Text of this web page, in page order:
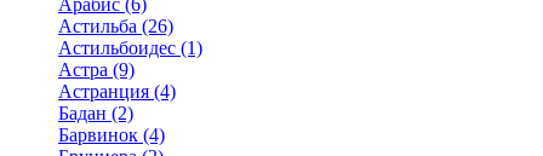
Арабис (6)
Астильба (26)
Астильбоидес (1)
Астра (9)
Астранция (4)
Бадан (2)
Барвинок (4)